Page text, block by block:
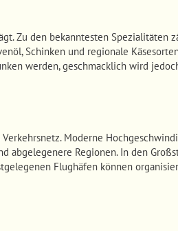
Zu den bekanntesten Spezialitäten
Schinken und regionale
werden, geschmacklich wird
Moderne
abgelegenere Regionen. In den
Flughäfen können